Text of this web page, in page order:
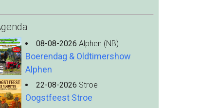
08-08-2026 Alphen (NB)
Boerendag & Oldtimershow
Alphen
22-08-2026 Stroe
Oogstfeest Stroe